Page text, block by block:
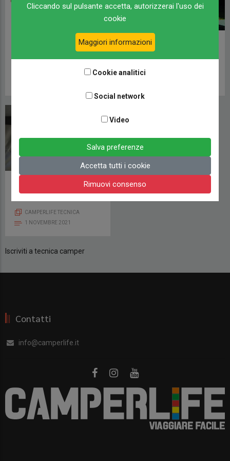
Un profilato bello ed
intelligente
VEICOLI
motorizzato
CAMPERLIFE TECNICA
1 NOVEMBRE 2021
Iscriviti a tecnica camper
Contatti
info@camperlife.it
Cliccando sul pulsante accetta, autorizzerai l'uso dei
cookie
Maggiori informazioni
Cookie analitici
Social network
Video
Salva preferenze
Accetta tutti i cookie
Rimuovi consenso